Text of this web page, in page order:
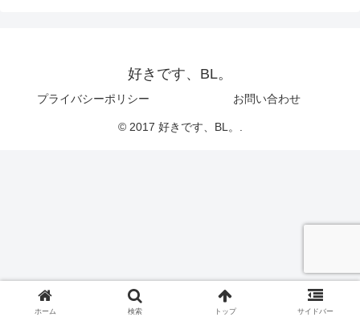
好きです、BL。
プライバシーポリシー お問い合わせ
© 2017 好きです、BL。.
ホーム 検索 トップ サイドバー